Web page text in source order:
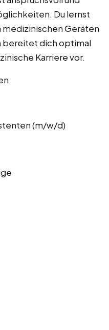
Du lernst
Geräten
bereitet dich optimal
Karriere vor.
(m/w/d)